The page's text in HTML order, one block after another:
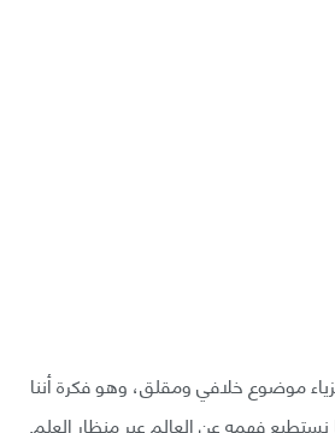
موضوع خلافي ومقلق، وهو فكرة أننا
فهمه عن العالم عبر منظار العلم.